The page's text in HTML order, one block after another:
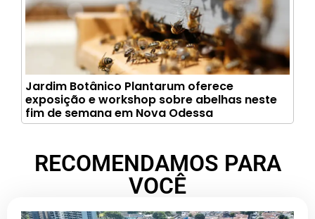
Jardim Botânico Plantarum oferece
exposição e workshop sobre abelhas neste
fim de semana em Nova Odessa
RECOMENDAMOS PARA
VOCÊ